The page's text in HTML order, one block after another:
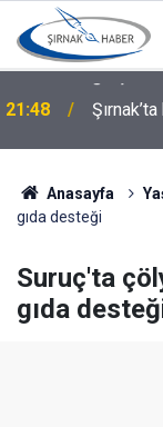
21:48
Anasayfa
gıda desteği
Suruç'ta
gıda